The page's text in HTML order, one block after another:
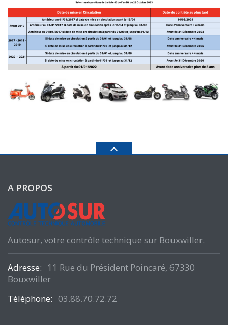
A PROPOS
Autosur, votre contrôle technique sur Bouxwiller.
Adresse:
11 Rue du Président Poincaré, 67330
Bouxwiller
Téléphone: 03.88.70.72.72